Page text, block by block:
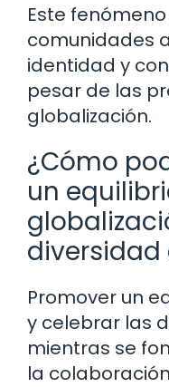
Este
comunidades
identidad y
pesar de las
globalización.
¿Cómo
un
diversidad
Promover un
y celebrar las
mientras se
la